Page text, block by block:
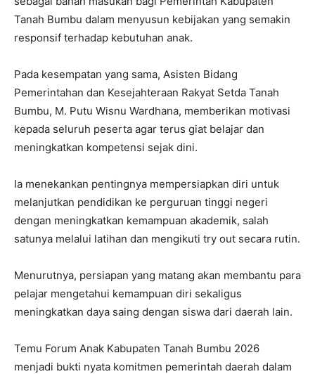
Tanah Bumbu dalam menyusun kebijakan yang semakin
responsif terhadap kebutuhan anak.
Pada kesempatan yang sama, Asisten Bidang
Pemerintahan dan Kesejahteraan Rakyat Setda Tanah
Bumbu, M. Putu Wisnu Wardhana, memberikan motivasi
kepada seluruh peserta agar terus giat belajar dan
meningkatkan kompetensi sejak dini.
Ia menekankan pentingnya mempersiapkan diri untuk
melanjutkan pendidikan ke perguruan tinggi negeri
dengan meningkatkan kemampuan akademik, salah
satunya melalui latihan dan mengikuti try out secara rutin.
Menurutnya, persiapan yang matang akan membantu para
pelajar mengetahui kemampuan diri sekaligus
meningkatkan daya saing dengan siswa dari daerah lain.
Temu Forum Anak Kabupaten Tanah Bumbu 2026
menjadi bukti nyata komitmen pemerintah daerah dalam